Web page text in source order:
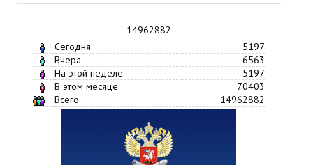
14962882
Сегодня
5197
Вчера
6563
На этой неделе
5197
В этом месяце
70403
Всего
14962882